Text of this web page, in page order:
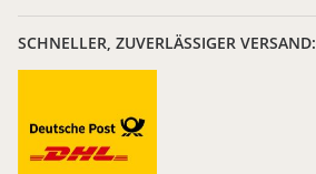
SCHNELLER, ZUVERLÄSSIGER VERSAND: